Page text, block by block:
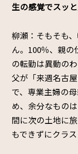
生の感覚でスッ
柳瀬：そもそも
ん。100％、親
の転勤は異動の
父が「来週名古
で、専業主婦の
め、余分なもの
間に次の土地に
もできずにクラ